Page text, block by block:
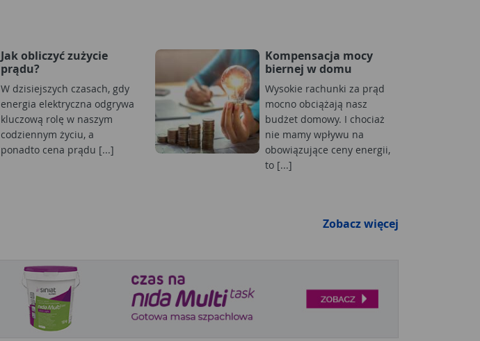
Jak obliczyć zużycie
prądu?
W dzisiejszych czasach, gdy
energia elektryczna odgrywa
kluczową rolę w naszym
codziennym życiu, a
ponadto cena prądu [...]
Kompensacja mocy
biernej w domu
Wysokie rachunki za prąd
mocno obciążają nasz
budżet domowy. I chociaż
nie mamy wpływu na
obowiązujące ceny energii,
to [...]
Zobacz więcej